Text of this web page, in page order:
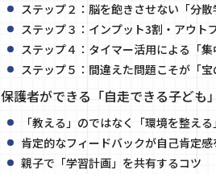
ステップ２：脳を飽きさせない「分
ステップ３：インプット3割・アウト
ステップ４：タイマー活用による「集
ステップ５：間違えた問題こそが「宝
保護者ができる「自走できる子ども
「教える」のではなく「環境を整え
肯定的なフィードバックが自己肯定感
親子で「学習計画」を共有するコツ